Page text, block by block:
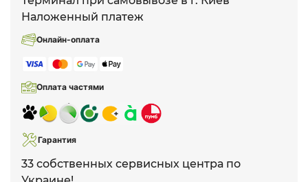
Наложенный платеж
Онлайн-оплата
Оплата частями
Гарантия
33 собственных сервисных центра по